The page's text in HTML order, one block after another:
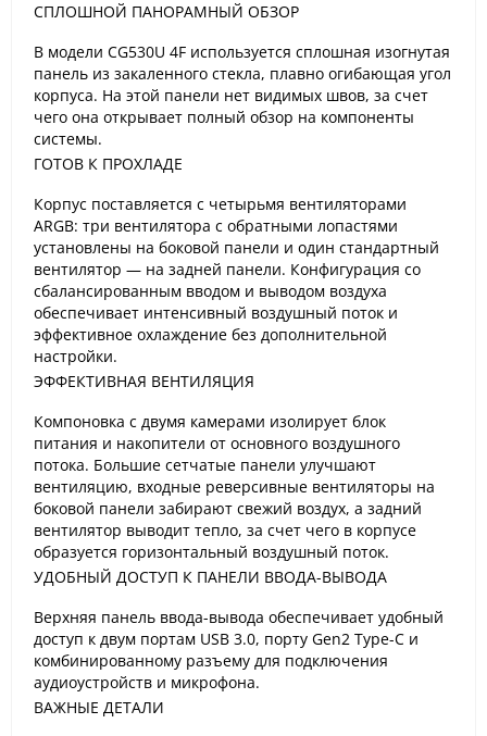
СПЛОШНОЙ ПАНОРАМНЫЙ ОБЗОР
В модели CG530U 4F используется сплошная изогнутая
панель из закаленного стекла, плавно огибающая угол
корпуса. На этой панели нет видимых швов, за счет
чего она открывает полный обзор на компоненты
системы.
ГОТОВ К ПРОХЛАДЕ
Корпус поставляется с четырьмя вентиляторами
ARGB: три вентилятора с обратными лопастями
установлены на боковой панели и один стандартный
вентилятор — на задней панели. Конфигурация со
сбалансированным вводом и выводом воздуха
обеспечивает интенсивный воздушный поток и
эффективное охлаждение без дополнительной
настройки.
ЭФФЕКТИВНАЯ ВЕНТИЛЯЦИЯ
Компоновка с двумя камерами изолирует блок
питания и накопители от основного воздушного
потока. Большие сетчатые панели улучшают
вентиляцию, входные реверсивные вентиляторы на
боковой панели забирают свежий воздух, а задний
вентилятор выводит тепло, за счет чего в корпусе
образуется горизонтальный воздушный поток.
УДОБНЫЙ ДОСТУП К ПАНЕЛИ ВВОДА-ВЫВОДА
Верхняя панель ввода-вывода обеспечивает удобный
доступ к двум портам USB 3.0, порту Gen2 Type-C и
комбинированному разъему для подключения
аудиоустройств и микрофона.
ВАЖНЫЕ ДЕТАЛИ